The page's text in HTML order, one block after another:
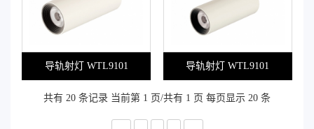
导轨射灯 WTL9101 导轨射灯 WTL9101
共有 20 条记录 当前第 1 页/共有 1 页 每页显示 20 条